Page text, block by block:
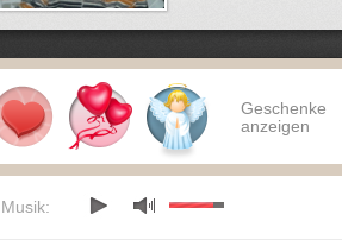
Geschenke
anzeigen
Musik: